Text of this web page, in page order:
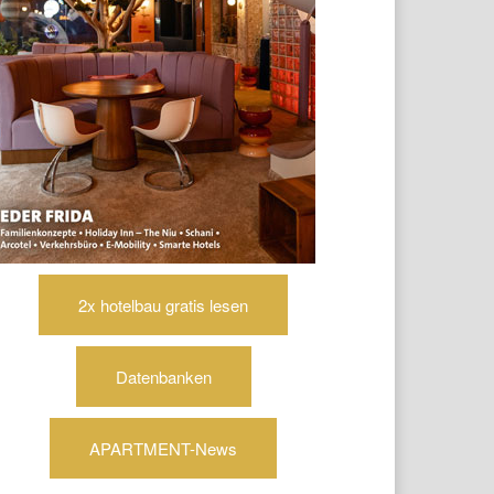
2x hotelbau gratis lesen
Datenbanken
APARTMENT-News